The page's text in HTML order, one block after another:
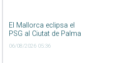
El Mallorca eclipsa el
PSG al Ciutat de Palma
06/08/2026 05:36